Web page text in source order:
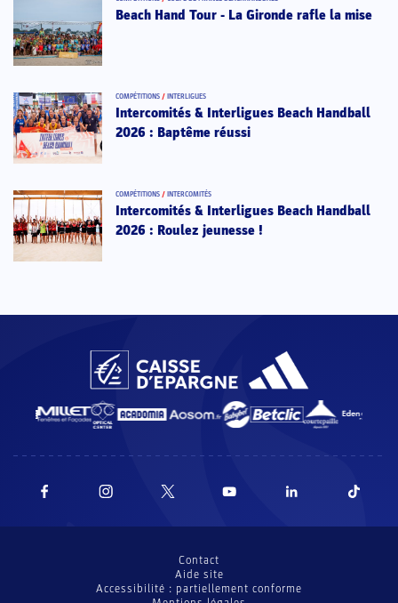
Beach Hand Tour - La Gironde rafle la mise
COMPÉTITIONS / INTERLIGUES
Intercomités & Interligues Beach Handball
2026 : Baptême réussi
COMPÉTITIONS / INTERCOMITÉS
Intercomités & Interligues Beach Handball
2026 : Roulez jeunesse !
Contact
Aide site
Accessibilité : partiellement conforme